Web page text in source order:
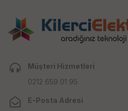
Müşteri Hizmetleri
0212 659 01 95
E-Posta Adresi